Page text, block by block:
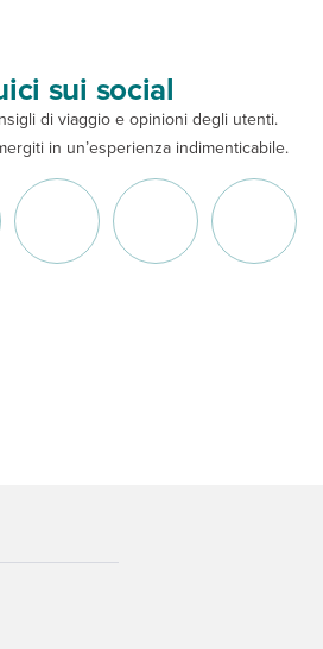
sui social
di viaggio e opinioni degli utenti.
in un’esperienza indimenticabile.